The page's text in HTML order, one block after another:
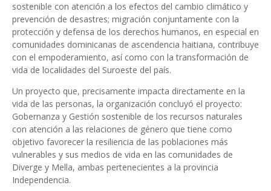
sostenible con atención a los efectos del cambio climático y
prevención de desastres; migración conjuntamente con la
protección y defensa de los derechos humanos, en especial en
comunidades dominicanas de ascendencia haitiana, contribuye
con el empoderamiento, así como con la transformación de
vida de localidades del Suroeste del país.
Un proyecto que, precisamente impacta directamente en la
vida de las personas, la organización concluyó el proyecto:
Gobernanza y Gestión sostenible de los recursos naturales
con atención a las relaciones de género que tiene como
objetivo favorecer la resiliencia de las poblaciones más
vulnerables y sus medios de vida en las comunidades de
Diverge y Mella, ambas pertenecientes a la provincia
Independencia.